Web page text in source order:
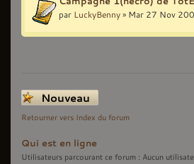
par LuckyBenny» Mar 27 Nov
Écrire un nouveau
sujet
Retourner vers Index du forum
Qui est en ligne
Utilisateurs parcourant ce forum : Aucun